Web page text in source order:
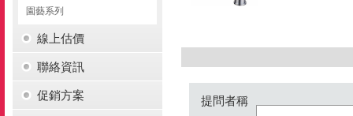
園藝系列
線上估價
聯絡資訊
促銷方案 提問者稱